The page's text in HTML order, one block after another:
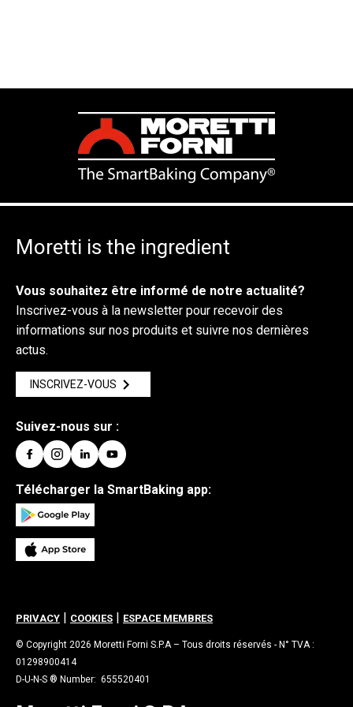
Moretti is the ingredient
Vous souhaitez être informé de notre actualité?
Inscrivez-vous à la newsletter pour recevoir des
informations sur nos produits et suivre nos dernières
actus.
INSCRIVEZ-VOUS
Suivez-nous sur :
Télécharger la SmartBaking app:
PRIVACY | COOKIES | ESPACE MEMBRES
© Copyright 2026 Moretti Forni S.P.A – Tous droits réservés - N° TVA :
01298900414
D-U-N-S ® Number: 655520401